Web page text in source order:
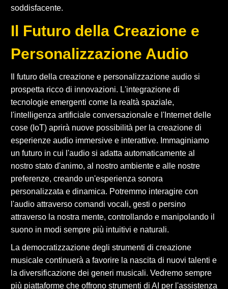
soddisfacente.
Il Futuro della Creazione e
Personalizzazione Audio
Il futuro della creazione e personalizzazione audio si
prospetta ricco di innovazioni. L'integrazione di
tecnologie emergenti come la realtà spaziale,
l'intelligenza artificiale conversazionale e l'Internet delle
cose (IoT) aprirà nuove possibilità per la creazione di
esperienze audio immersive e interattive. Immaginiamo
un futuro in cui l'audio si adatta automaticamente al
nostro stato d'animo, al nostro ambiente e alle nostre
preferenze, creando un'esperienza sonora
personalizzata e dinamica. Potremmo interagire con
l'audio attraverso comandi vocali, gesti o persino
attraverso la nostra mente, controllando e manipolando il
suono in modi sempre più intuitivi e naturali.
La democratizzazione degli strumenti di creazione
musicale continuerà a favorire la nascita di nuovi talenti e
la diversificazione dei generi musicali. Vedremo sempre
più piattaforme che offrono strumenti di AI per l'assistenza